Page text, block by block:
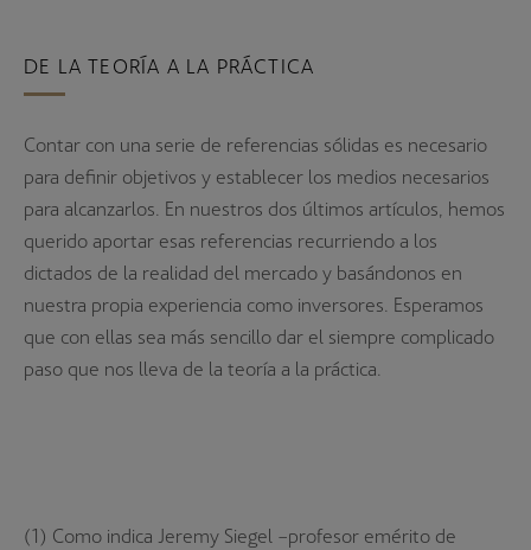
DE LA TEORÍA A LA PRÁCTICA
Contar con una serie de referencias sólidas es necesario
para definir objetivos y establecer los medios necesarios
para alcanzarlos. En nuestros dos últimos artículos, hemos
querido aportar esas referencias recurriendo a los
dictados de la realidad del mercado y basándonos en
nuestra propia experiencia como inversores. Esperamos
que con ellas sea más sencillo dar el siempre complicado
paso que nos lleva de la teoría a la práctica.
(1) Como indica Jeremy Siegel –profesor emérito de